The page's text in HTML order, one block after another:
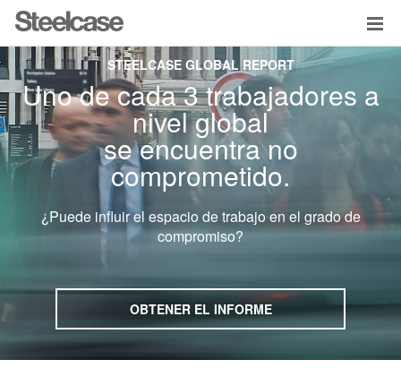
STEELCASE GLOBAL REPORT
Uno de cada 3 trabajadores a
nivel global
se encuentra no
comprometido.
¿Puede influir el espacio de trabajo en el grado de
compromiso?
OBTENER EL INFORME